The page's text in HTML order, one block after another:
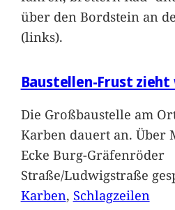
über den Bordstein an
(links).
Baustellen-Frust
Die Großbaustelle am
Karben dauert an. Über
Ecke Burg-Gräfenröder
Straße/Ludwigstraße
Karben, Schlagzeilen